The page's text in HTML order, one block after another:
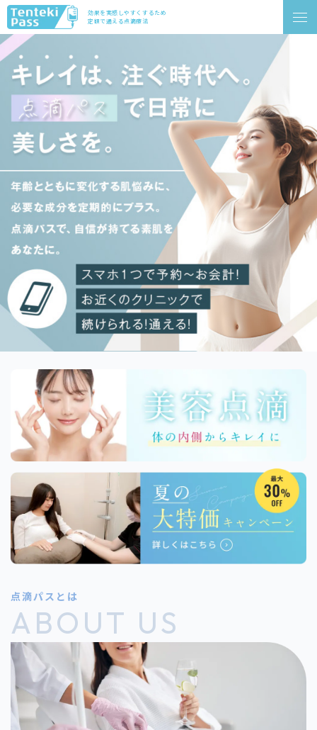
効果を実感しやすくするため
定額で通える点滴療法
点滴パスとは
ABOUT US